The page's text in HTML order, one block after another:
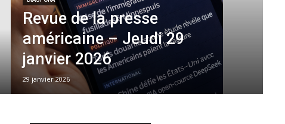
Revue de la presse
américaine – Jeudi 29
janvier 2026
29 janvier 2026